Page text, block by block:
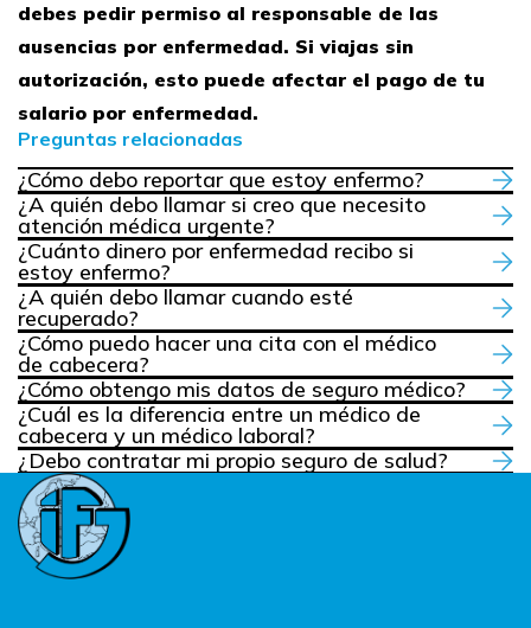
debes pedir permiso al responsable de las
ausencias por enfermedad. Si viajas sin
autorización, esto puede afectar el pago de tu
salario por enfermedad.
Preguntas relacionadas
¿Cómo debo reportar que estoy enfermo?
¿A quién debo llamar si creo que necesito
atención médica urgente?
¿Cuánto dinero por enfermedad recibo si
estoy enfermo?
¿A quién debo llamar cuando esté
recuperado?
¿Cómo puedo hacer una cita con el médico
de cabecera?
¿Cómo obtengo mis datos de seguro médico?
¿Cuál es la diferencia entre un médico de
cabecera y un médico laboral?
¿Debo contratar mi propio seguro de salud?